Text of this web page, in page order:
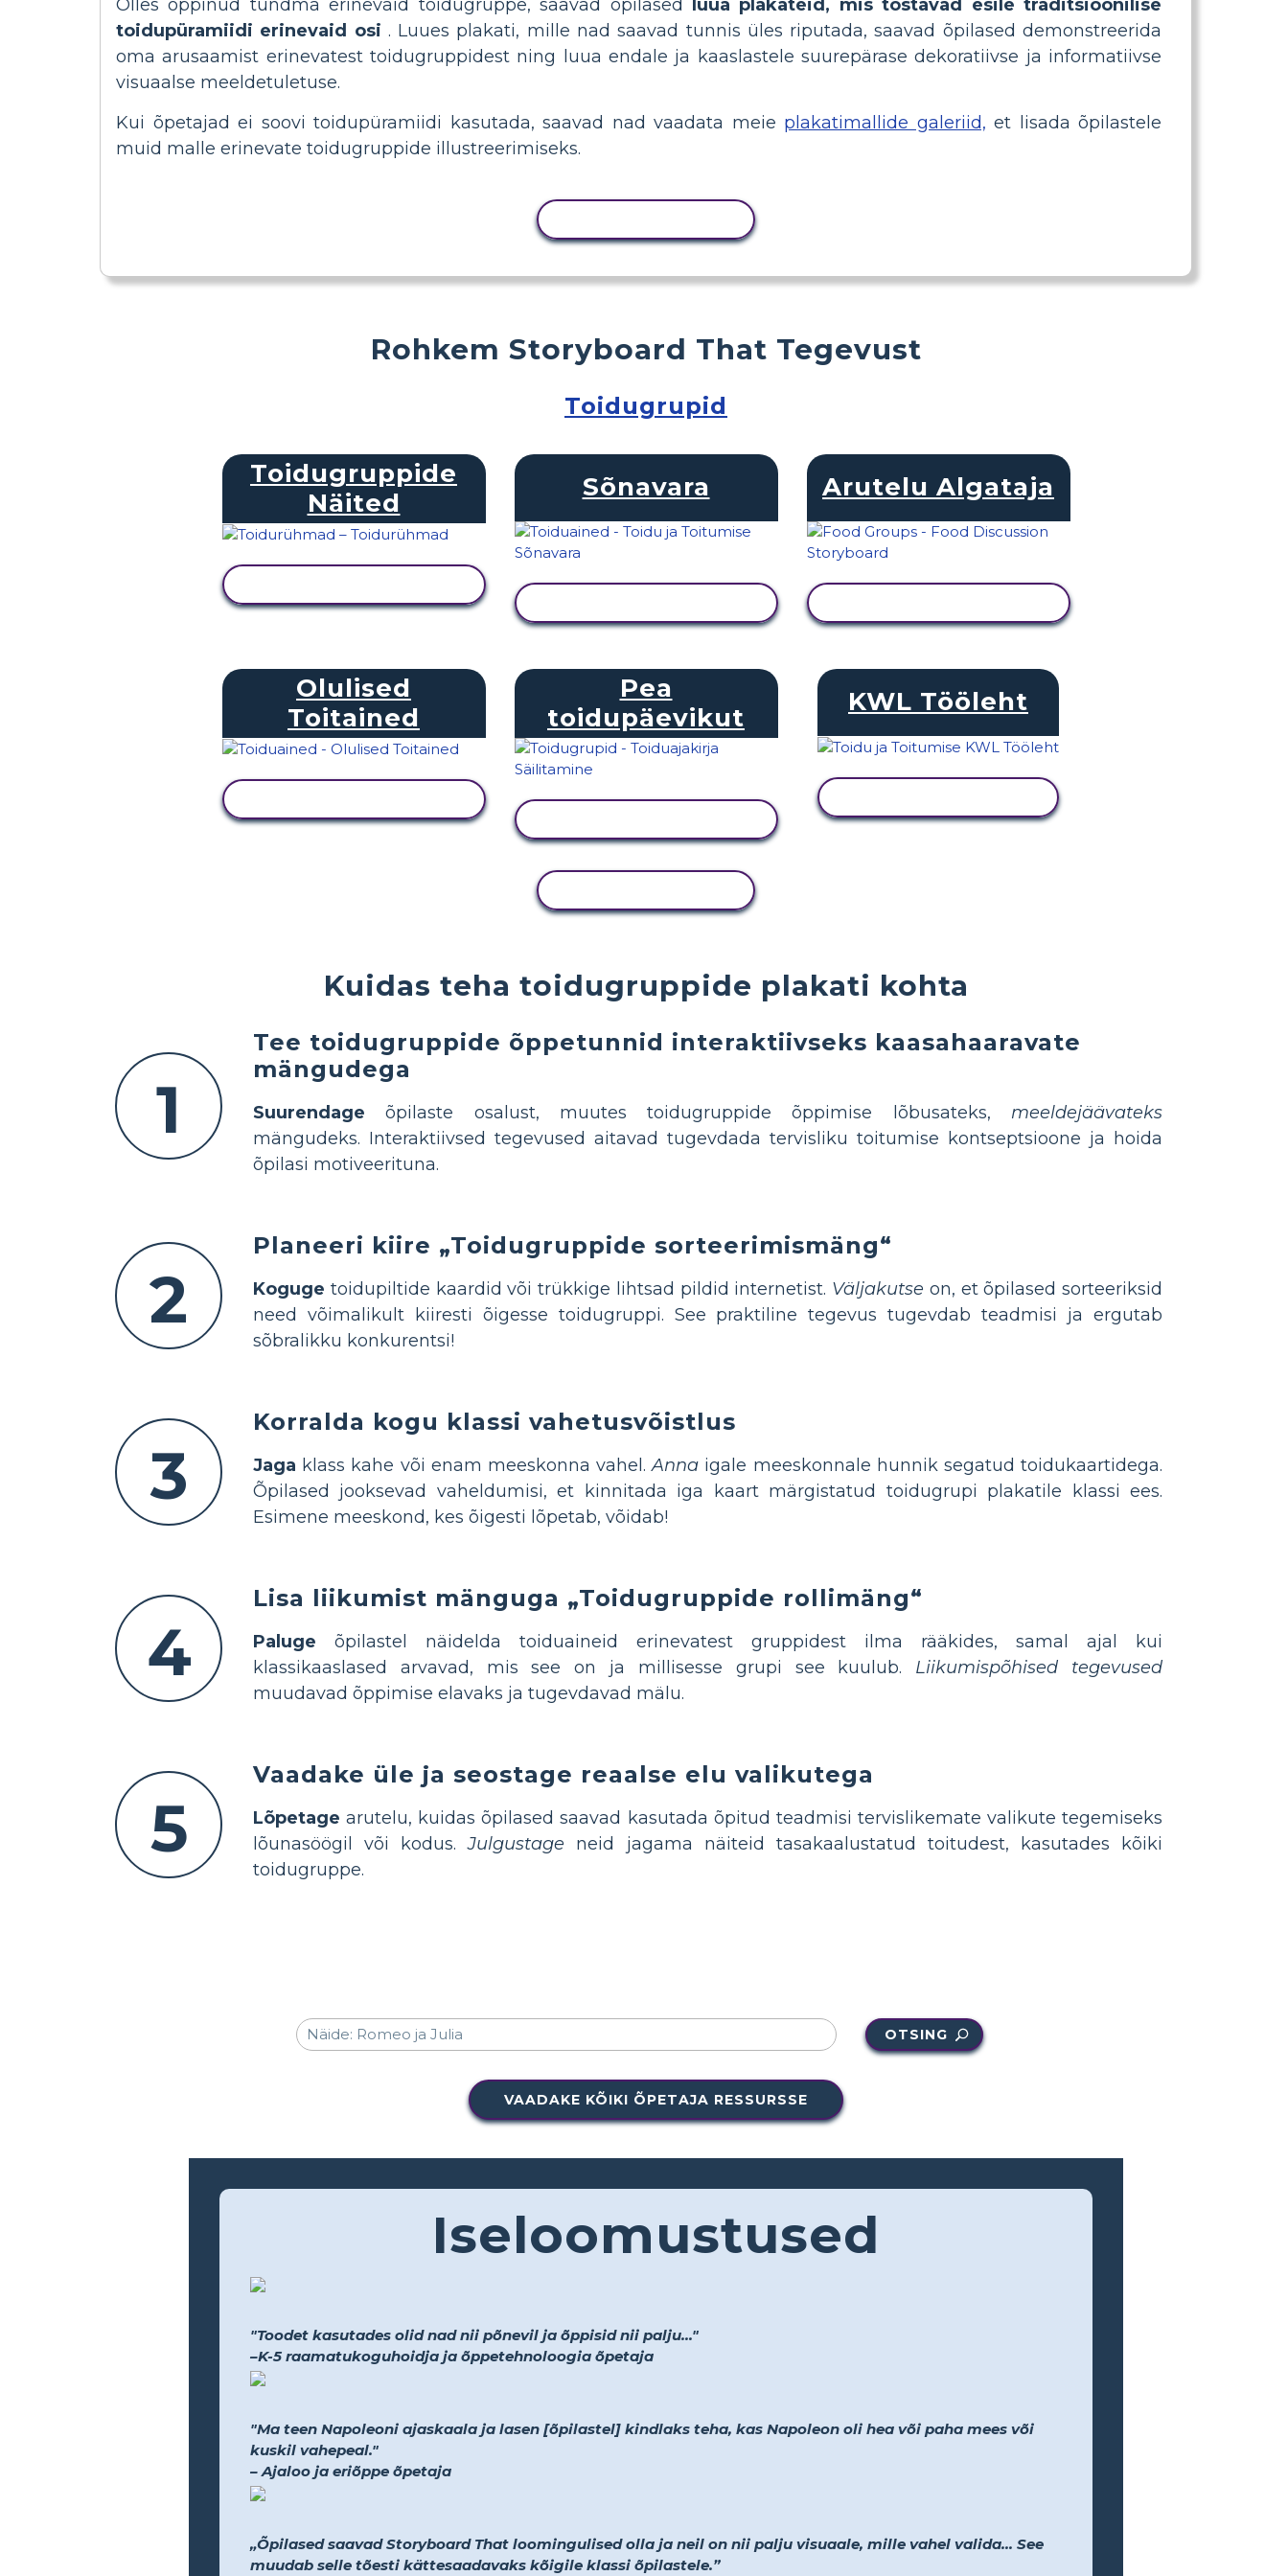
Olles õppinud tundma erinevaid toidugruppe, saavad õpilased luua plakateid, mis tõstavad esile traditsioonilise
toidupüramiidi erinevaid osi . Luues plakati, mille nad saavad tunnis üles riputada, saavad õpilased demonstreerida
oma arusaamist erinevatest toidugruppidest ning luua endale ja kaaslastele suurepärase dekoratiivse ja informatiivse
visuaalse meeldetuletuse.
Kui õpetajad ei soovi toidupüramiidi kasutada, saavad nad vaadata meie plakatimallide galeriid, et lisada õpilastele
muid malle erinevate toidugruppide illustreerimiseks.
Kuidas teha toidugruppide plakati kohta
1
Tee toidugruppide õppetunnid interaktiivseks kaasahaaravate
mängudega
Suurendage õpilaste osalust, muutes toidugruppide õppimise lõbusateks, meeldejäävateks
mängudeks. Interaktiivsed tegevused aitavad tugevdada tervisliku toitumise kontseptsioone ja hoida
õpilasi motiveerituna.
2
Planeeri kiire „Toidugruppide sorteerimismäng“
Koguge toidupiltide kaardid või trükkige lihtsad pildid internetist. Väljakutse on, et õpilased sorteeriksid
need võimalikult kiiresti õigesse toidugruppi. See praktiline tegevus tugevdab teadmisi ja ergutab
sõbralikku konkurentsi!
3
Korralda kogu klassi vahetusvõistlus
Jaga klass kahe või enam meeskonna vahel.Anna igale meeskonnale hunnik segatud toidukaartidega.
Õpilased jooksevad vaheldumisi, et kinnitada iga kaart märgistatud toidugrupi plakatile klassi ees.
Esimene meeskond, kes õigesti lõpetab, võidab!
4
Lisa liikumist mänguga „Toidugruppide rollimäng“
Paluge õpilastel näidelda toiduaineid erinevatest gruppidest ilma rääkides, samal ajal kui
klassikaaslased arvavad, mis see on ja millisesse grupi see kuulub. Liikumispõhised tegevused
muudavad õppimise elavaks ja tugevdavad mälu.
5
Vaadake üle ja seostage reaalse elu valikutega
Lõpetage arutelu, kuidas õpilased saavad kasutada õpitud teadmisi tervislikemate valikute tegemiseks
lõunasöögil või kodus.Julgustage neid jagama näiteid tasakaalustatud toitudest, kasutades kõiki
toidugruppe.
Rohkem Storyboard That Tegevust
Toidugrupid
Toidugruppide
Näited
Sõnavara Arutelu Algataja
Olulised
Toitained
Pea
toidupäevikut
KWL Tööleht
OTSING
VAADAKE KÕIKI ÕPETAJA RESSURSSE
Iseloomustused
"Toodet kasutades olid nad nii põnevil ja õppisid nii palju..."
–K-5 raamatukoguhoidja ja õppetehnoloogia õpetaja
"Ma teen Napoleoni ajaskaala ja lasen [õpilastel] kindlaks teha, kas Napoleon oli hea või paha mees või
kuskil vahepeal."
– Ajaloo ja eriõppe õpetaja
„Õpilased saavad Storyboard That loomingulised olla ja neil on nii palju visuaale, mille vahel valida... See
muudab selle tõesti kättesaadavaks kõigile klassi õpilastele.”